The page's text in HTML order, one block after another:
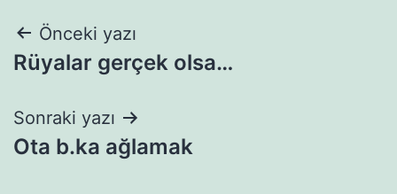
Yazı
gezinmesi
Önceki yazı
Rüyalar gerçek olsa…
Sonraki yazı
Ota b.ka ağlamak